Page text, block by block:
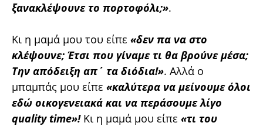
ξανακλέψουνε το πορτοφόλι;».
Κι η μαμά μου του είπε «δεν πα να στο
κλέψουνε; Έτσι που γίναμε τι θα βρούνε μέσα;
Την απόδειξη απ΄ τα διόδια!». Αλλά ο
μπαμπάς μου είπε «καλύτερα να μείνουμε όλοι
εδώ οικογενειακά και να περάσουμε λίγο
quality time»! Κι η μαμά μου είπε «τι του